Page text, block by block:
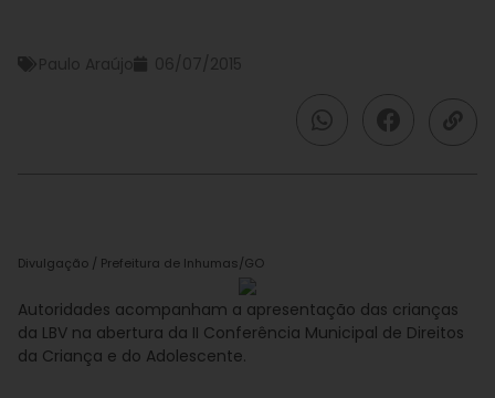
Paulo Araújo 06/07/2015
Divulgação / Prefeitura de Inhumas/GO
Autoridades acompanham a apresentação das crianças
da LBV na abertura da II Conferência Municipal de Direitos
da Criança e do Adolescente.